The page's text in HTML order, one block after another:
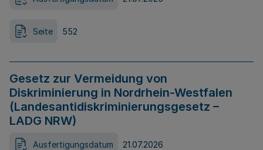
Seite 552
Gesetz zur Vermeidung von
Diskriminierung in Nordrhein-Westfalen
(Landesantidiskriminierungsgesetz –
LADG NRW)
Ausfertigungsdatum 21.07.2026